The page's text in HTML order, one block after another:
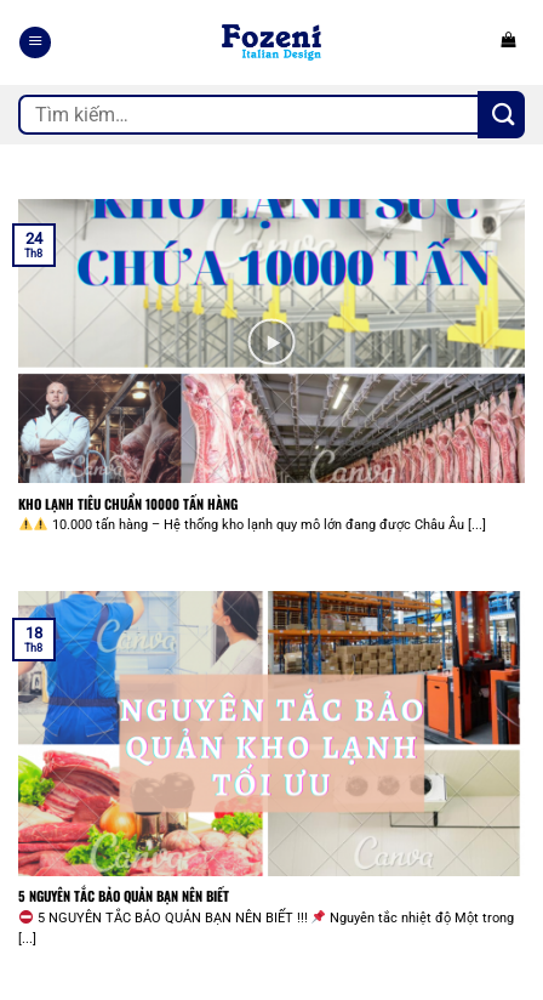
qua
Tìm
kiếm:
KHO LẠNH TIÊU CHUẨN 10000 TẤN HÀNG
10.000 tấn hàng – Hệ thống kho lạnh quy mô lớn đang được Châu Âu [...]
24
Th8
5 NGUYÊN TẮC BẢO QUẢN BẠN NÊN BIẾT
5 NGUYÊN TẮC BẢO QUẢN BẠN NÊN BIẾT !!!
Nguyên tắc nhiệt độ Một trong
[...]
18
Th8